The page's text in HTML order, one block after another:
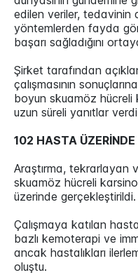
edilen veriler,
yöntemlerden fayda
başarı sağladığını
Şirket tarafından
çalışmasının
boyun skuamöz hücreli
uzun süreli yanıtlar
102 HASTA
Araştırma,
skuamöz hücreli
üzerinde gerçekleştirildi.
Çalışmaya katılan
bazlı kemoterapi ve
ancak hastalıkları
oluştu.